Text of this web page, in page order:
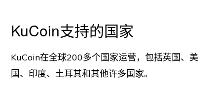
KuCoin支持的国家
KuCoin在全球200多个国家运营，包括英国、美
国、印度、土耳其和其他许多国家。